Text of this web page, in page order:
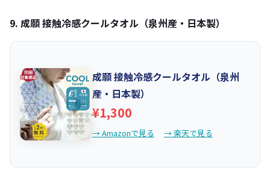
9. 成願 接触冷感クールタオル（泉州産・日本製）
成願 接触冷感クールタオル（泉州
産・日本製）
¥1,300
→ Amazonで見る → 楽天で見る